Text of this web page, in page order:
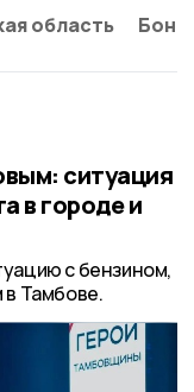
область
ситуация
в городе и
с бензином,
в Тамбове.